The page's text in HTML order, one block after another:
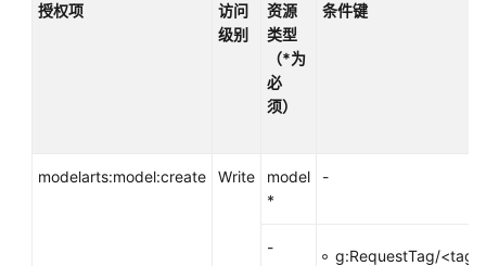
训
授权项
访问
级别
资源
类型
（*为
必
须）
条件键
modelarts:model:create Write
model
*
-
-
g:RequestTag/<tag-